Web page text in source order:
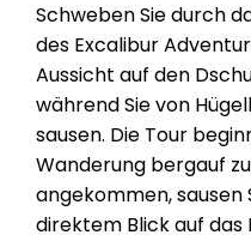
Schweben Sie durch
des Excalibur
Aussicht auf den
während Sie von
sausen. Die Tour
Wanderung bergauf
angekommen,
direktem Blick auf das